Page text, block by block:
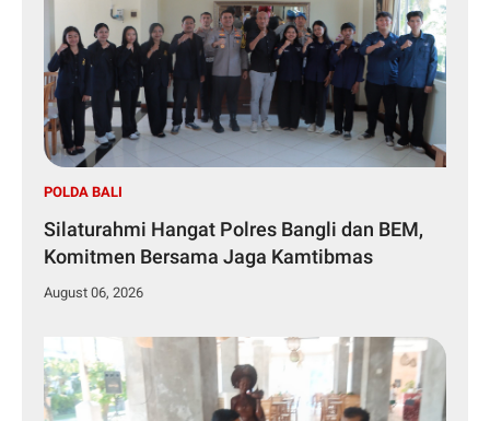
POLDA BALI
Silaturahmi Hangat Polres Bangli dan BEM,
Komitmen Bersama Jaga Kamtibmas
August 06, 2026